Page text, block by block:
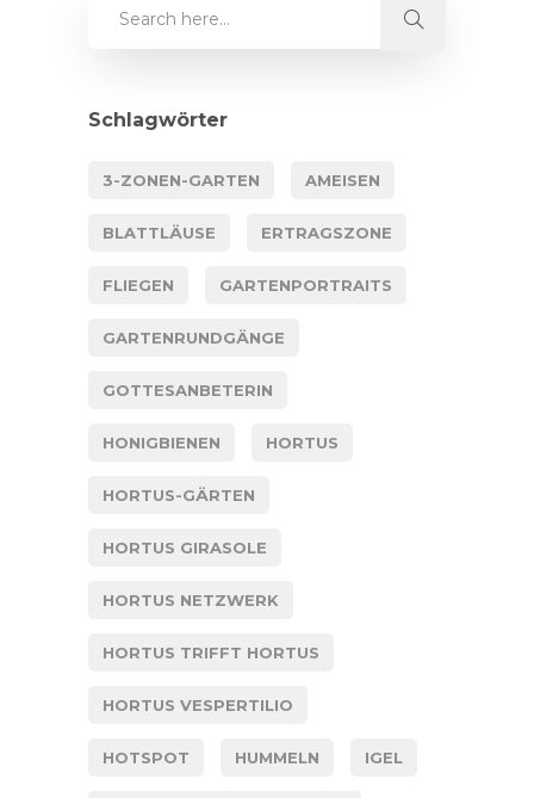
Schlagwörter
3-ZONEN-GARTEN AMEISEN
BLATTLÄUSE ERTRAGSZONE
FLIEGEN GARTENPORTRAITS
GARTENRUNDGÄNGE
GOTTESANBETERIN
HONIGBIENEN HORTUS
HORTUS-GÄRTEN
HORTUS GIRASOLE
HORTUS NETZWERK
HORTUS TRIFFT HORTUS
HORTUS VESPERTILIO
HOTSPOT HUMMELN IGEL